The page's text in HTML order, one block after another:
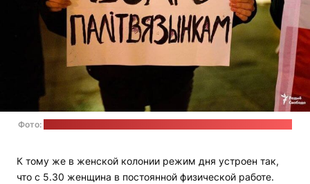
Фото:
К тому же в женской колонии режим дня устроен так,
что с 5.30 женщина в постоянной физической работе.